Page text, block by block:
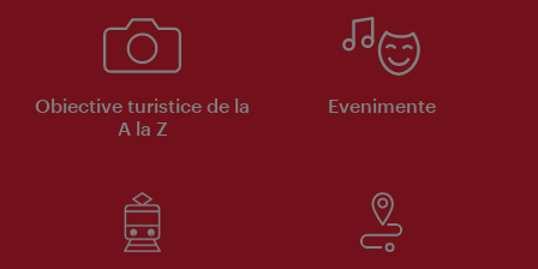
Obiective turistice de la
A la Z
Evenimente